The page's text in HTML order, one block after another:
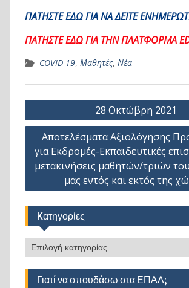
ΠΑΤΗΣΤΕ ΕΔΩ ΓΙΑ ΝΑ ΔΕΙΤΕ
ΠΑΤΗΣΤΕ ΕΔΩ ΓΙΑ ΤΗΝ ΠΛΑΤΦΟΡΜΑ
COVID-19, Μαθητές, Νέα
Πλοήγηση
άρθρων
28 Οκτώβρη 2021
Αποτελέσματα Αξιολόγησης
για Εκδρομές-Εκπαιδευτικές
μετακινήσεις μαθητών/τριών
μας εντός και εκτός της
Kατηγορίες
Kατηγορίες
Γιατί να σπουδάσω στα ΕΠΑΛ;